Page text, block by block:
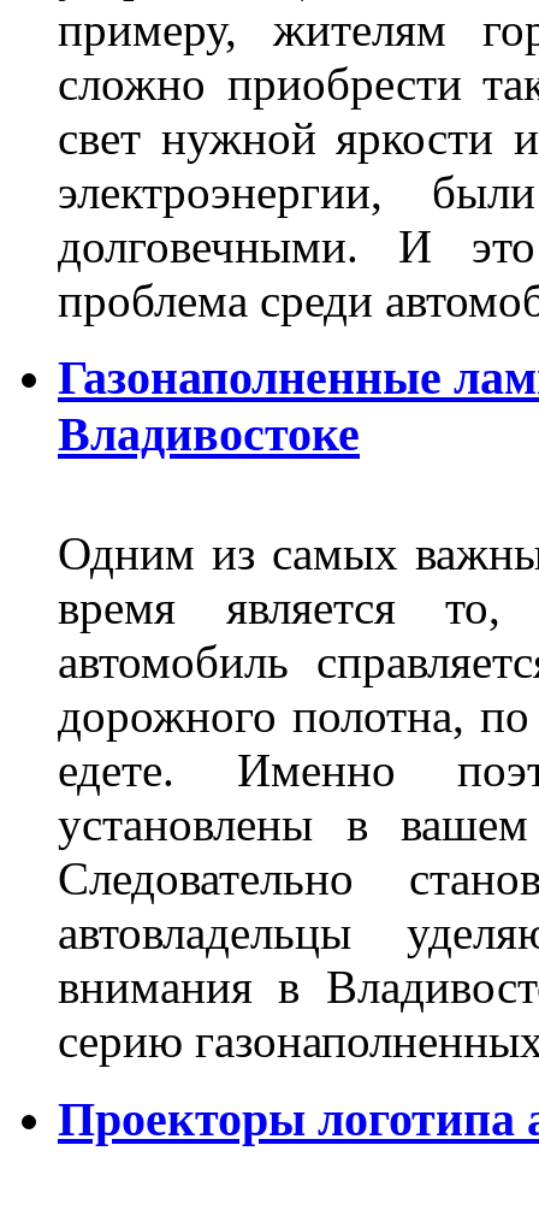
примеру, жителям
сложно приобрести
свет нужной яркости
электроэнергии,
долговечными. И
проблема среди
Газонаполненные
Владивостоке
Одним из самых
время является то,
автомобиль
дорожного полотна,
едете. Именно
установлены в
Следовательно
автовладельцы
внимания в
серию
Проекторы логотипа